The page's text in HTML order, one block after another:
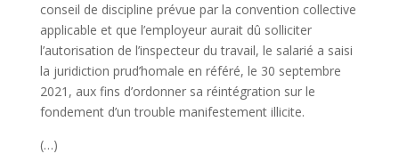
conseil de discipline prévue par la convention collective
applicable et que l’employeur aurait dû solliciter
l’autorisation de l’inspecteur du travail, le salarié a saisi
la juridiction prud’homale en référé, le 30 septembre
2021, aux fins d’ordonner sa réintégration sur le
fondement d’un trouble manifestement illicite.
(…)